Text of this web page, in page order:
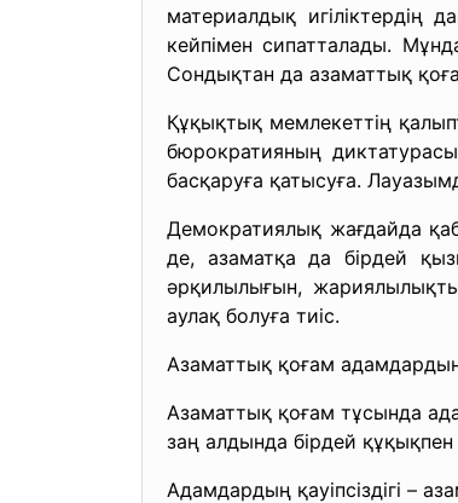
материалдық игіліктердің
кейпімен сипатталады.
Сондықтан да азаматтық
Құқықтық мемлекеттің
бюрократияның
басқаруға қатысуға.
Демократиялық жағдайда
де, азаматқа да бірдей
әрқилылығын,
аулақ болуға тиіс.
Азаматтық қоғам адамдардың
Азаматтық қоғам тұсында
заң алдында бірдей
Адамдардың қауіпсіздігі –